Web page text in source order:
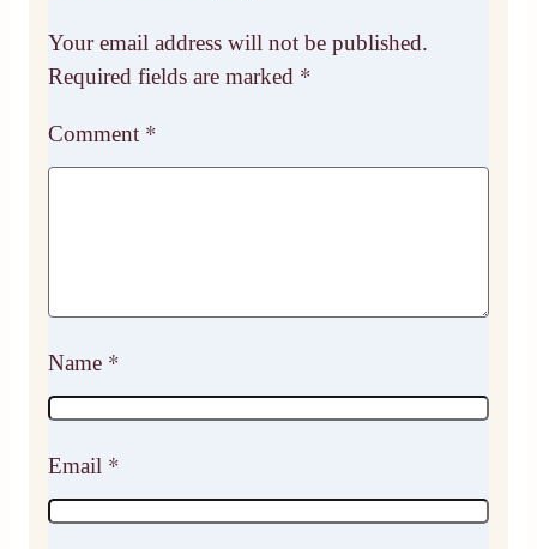
Your email address will not be published.
Required fields are marked *
Comment *
Name *
Email *